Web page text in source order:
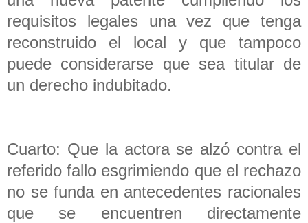
requisitos legales una vez que tenga
reconstruido el local y que tampoco
puede considerarse que sea titular de
un derecho indubitado.
Cuarto: Que la actora se alzó contra el
referido fallo esgrimiendo que el rechazo
no se funda en antecedentes racionales
que se encuentren directamente